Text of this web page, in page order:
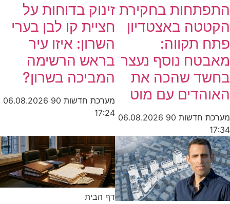
התפתחות בחקירת
הקטטה באצטדיון
פתח תקווה:
מאבטח נוסף נעצר
בחשד שהכה את
האוהדים עם מוט
מערכת חדשות 90
06.08.2026
17:34
זינוק בדוחות על
חציית קו לבן בערי
השרון: איזו עיר
בראש הרשימה
המביכה בשרון?
מערכת חדשות 90
06.08.2026
17:24
דף הבית